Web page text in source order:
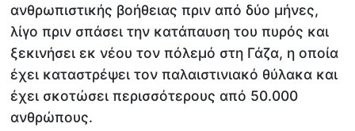
ανθρωπιστικής βοήθειας πριν από δύο μήνες,
λίγο πριν σπάσει την κατάπαυση του πυρός και
ξεκινήσει εκ νέου τον πόλεμό στη Γάζα, η οποία
έχει καταστρέψει τον παλαιστινιακό θύλακα και
έχει σκοτώσει περισσότερους από 50.000
ανθρώπους.